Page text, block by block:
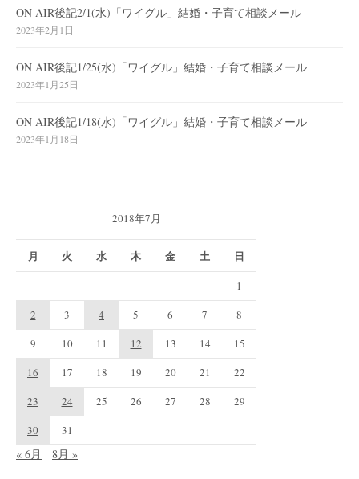
ON AIR後記2/1(水)「ワイグル」結婚・子育て相談メール
2023年2月1日
ON AIR後記1/25(水)「ワイグル」結婚・子育て相談メール
2023年1月25日
ON AIR後記1/18(水)「ワイグル」結婚・子育て相談メール
2023年1月18日
2018年7月
月 火 水 木 金 土 日
1
2
3 4 5 6 7
8
9
10 11 12 13 14
15
16
17 18 19 20 21
22
23
24 25 26 27 28
29
30
31
« 6月 8月 »